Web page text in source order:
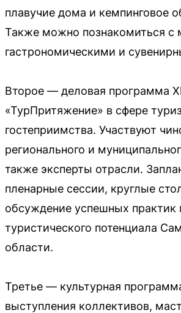
плавучие дома и кемпинговое
Также можно познакомиться с
гастрономическими и
Второе — деловая программа
«ТурПритяжение» в сфере
гостеприимства. Участвуют
регионального и
также эксперты отрасли.
пленарные сессии, круглые
обсуждение успешных практик
туристического потенциала
области.
Третье — культурная
выступления коллективов,